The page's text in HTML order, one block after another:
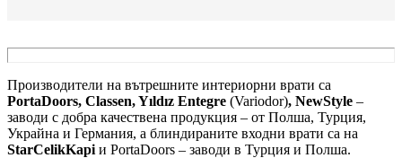
Производители на вътрешните интериорни врати са
PortaDoors, Classen, Yıldız Entegre (Variodor), NewStyle –
заводи с добра качествена продукция – от Полша, Турция,
Украйна и Германия, а блиндираните входни врати са на
StarCelikKapi и PortaDoors – заводи в Турция и Полша.